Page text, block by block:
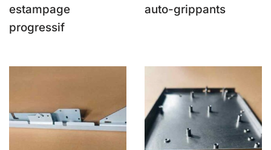
estampage
progressif
auto-grippants